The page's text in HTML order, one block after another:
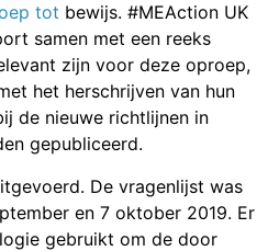
tot bewijs. #MEAction UK
samen met een reeks
zijn voor deze oproep,
het herschrijven van hun
de nieuwe richtlijnen in
gepubliceerd.
De vragenlijst was
en 7 oktober 2019. Er
gebruikt om de door